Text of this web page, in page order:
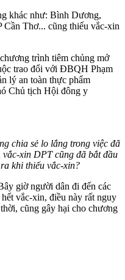
khác như: Bình Dương,
Thơ... cũng thiếu vắc-xin
trình tiêm chủng mở
trao đổi với ĐBQH Phạm
lý an toàn thực phẩm
Chủ tịch Hội đông y
chia sẻ lo lắng trong việc đã
xin DPT cũng đã bắt đầu
khi thiếu vắc-xin?
giờ người dân đi đến các
vắc-xin, điều này rất nguy
cũng gây hại cho chương